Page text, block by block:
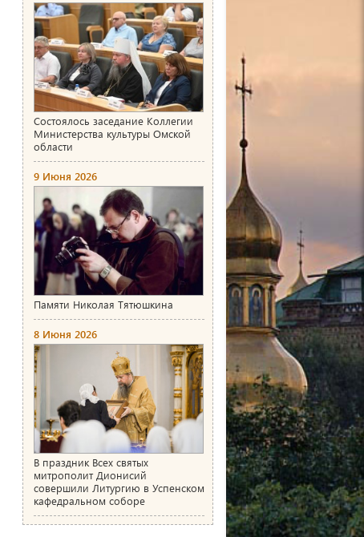
Состоялось заседание Коллегии
Министерства культуры Омской
области
9 Июня 2026
Памяти Николая Тятюшкина
8 Июня 2026
В праздник Всех святых
митрополит Дионисий
совершили Литургию в Успенском
кафедральном соборе